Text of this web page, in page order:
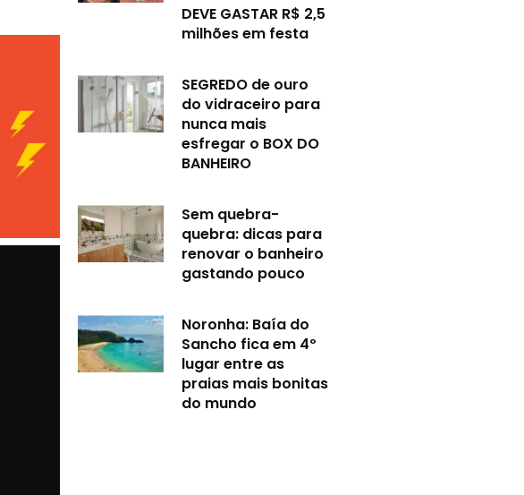
DEVE GASTAR R$ 2,5
milhões em festa
SEGREDO de ouro
do vidraceiro para
nunca mais
esfregar o BOX DO
BANHEIRO
Sem quebra-
quebra: dicas para
renovar o banheiro
gastando pouco
Noronha: Baía do
Sancho fica em 4º
lugar entre as
praias mais bonitas
do mundo